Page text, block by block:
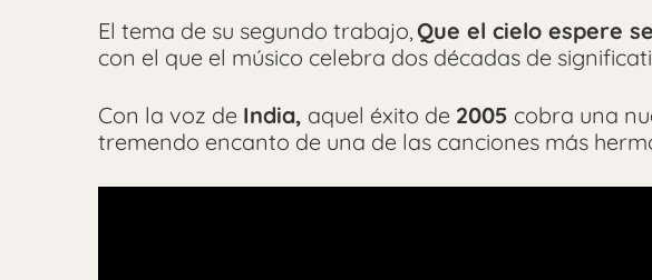
El tema de su segundo trabajo,Que el cielo espere
con el que el músico celebra dos décadas de
Con la voz de India, aquel éxito de 2005 cobra una
tremendo encanto de una de las canciones más